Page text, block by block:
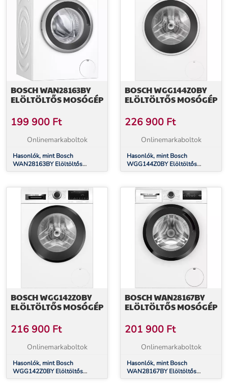
BOSCH WAN28163BY
ELÖLTÖLTŐS MOSÓGÉP
199 900 Ft
Onlinemarkaboltok
Hasonlók, mint Bosch
WAN28163BY Elöltöltős
mosógép
BOSCH WGG144Z0BY
ELÖLTÖLTŐS MOSÓGÉP
226 900 Ft
Onlinemarkaboltok
Hasonlók, mint Bosch
WGG144Z0BY Elöltöltős
mosógép
BOSCH WGG142Z0BY
ELÖLTÖLTŐS MOSÓGÉP
216 900 Ft
Onlinemarkaboltok
Hasonlók, mint Bosch
WGG142Z0BY Elöltöltős
mosógép
BOSCH WAN28167BY
ELÖLTÖLTŐS MOSÓGÉP
201 900 Ft
Onlinemarkaboltok
Hasonlók, mint Bosch
WAN28167BY Elöltöltős
mosógép